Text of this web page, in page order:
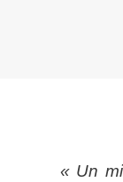
« Un